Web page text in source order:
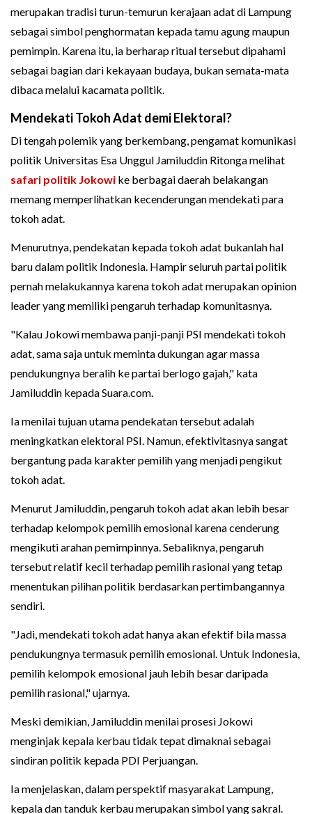
merupakan tradisi turun-temurun kerajaan adat di Lampung
sebagai simbol penghormatan kepada tamu agung maupun
pemimpin. Karena itu, ia berharap ritual tersebut dipahami
sebagai bagian dari kekayaan budaya, bukan semata-mata
dibaca melalui kacamata politik.
Mendekati Tokoh Adat demi Elektoral?
Di tengah polemik yang berkembang, pengamat komunikasi
politik Universitas Esa Unggul Jamiluddin Ritonga melihat
safari politik Jokowi ke berbagai daerah belakangan
memang memperlihatkan kecenderungan mendekati para
tokoh adat.
Menurutnya, pendekatan kepada tokoh adat bukanlah hal
baru dalam politik Indonesia. Hampir seluruh partai politik
pernah melakukannya karena tokoh adat merupakan opinion
leader yang memiliki pengaruh terhadap komunitasnya.
"Kalau Jokowi membawa panji-panji PSI mendekati tokoh
adat, sama saja untuk meminta dukungan agar massa
pendukungnya beralih ke partai berlogo gajah," kata
Jamiluddin kepada Suara.com.
Ia menilai tujuan utama pendekatan tersebut adalah
meningkatkan elektoral PSI. Namun, efektivitasnya sangat
bergantung pada karakter pemilih yang menjadi pengikut
tokoh adat.
Menurut Jamiluddin, pengaruh tokoh adat akan lebih besar
terhadap kelompok pemilih emosional karena cenderung
mengikuti arahan pemimpinnya. Sebaliknya, pengaruh
tersebut relatif kecil terhadap pemilih rasional yang tetap
menentukan pilihan politik berdasarkan pertimbangannya
sendiri.
"Jadi, mendekati tokoh adat hanya akan efektif bila massa
pendukungnya termasuk pemilih emosional. Untuk Indonesia,
pemilih kelompok emosional jauh lebih besar daripada
pemilih rasional," ujarnya.
Meski demikian, Jamiluddin menilai prosesi Jokowi
menginjak kepala kerbau tidak tepat dimaknai sebagai
sindiran politik kepada PDI Perjuangan.
Ia menjelaskan, dalam perspektif masyarakat Lampung,
kepala dan tanduk kerbau merupakan simbol yang sakral.